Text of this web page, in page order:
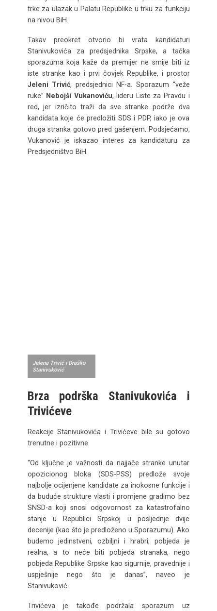
trke za ulazak u Palatu Republike u trku za funkciju
na nivou BiH.
Takav preokret otvorio bi vrata kandidaturi
Stanivukovića za predsjednika Srpske, a tačka
sporazuma koja kaže da premijer ne smije biti iz
iste stranke kao i prvi čovjek Republike, i prostor
Jeleni Trivić, predsjednici NF-a. Sporazum “veže
ruke” Nebojši Vukanoviću, lideru Liste za Pravdu i
red, jer izričito traži da sve stranke podrže dva
kandidata koje će predložiti SDS i PDP, iako je ova
druga stranka gotovo pred gašenjem. Podsjećamo,
Vukanović je iskazao interes za kandidaturu za
Predsjedništvo BiH.
Jelena Trivić i Draško
Stanivuković
Brza podrška Stanivukovića i
Trivićeve
Reakcije Stanivukovića i Trivićeve bile su gotovo
trenutne i pozitivne.
“Od ključne je važnosti da najjače stranke unutar
opozicionog bloka (SDS-PSS) predlože svoje
najbolje ocijenjene kandidate za inokosne funkcije i
da buduće strukture vlasti i promjene gradimo bez
SNSD-a koji snosi odgovornost za katastrofalno
stanje u Republici Srpskoj u posljednje dvije
decenije (kao što je predloženo u Sporazumu). Ako
budemo jedinstveni, ozbiljni i hrabri, pobjeda je
realna, a to neće biti pobjeda stranaka, nego
pobjeda Republike Srpske kao sigurnije, pravednije i
uspješnije nego što je danas”, naveo je
Stanivuković.
Trivićeva je takođe podržala sporazum uz